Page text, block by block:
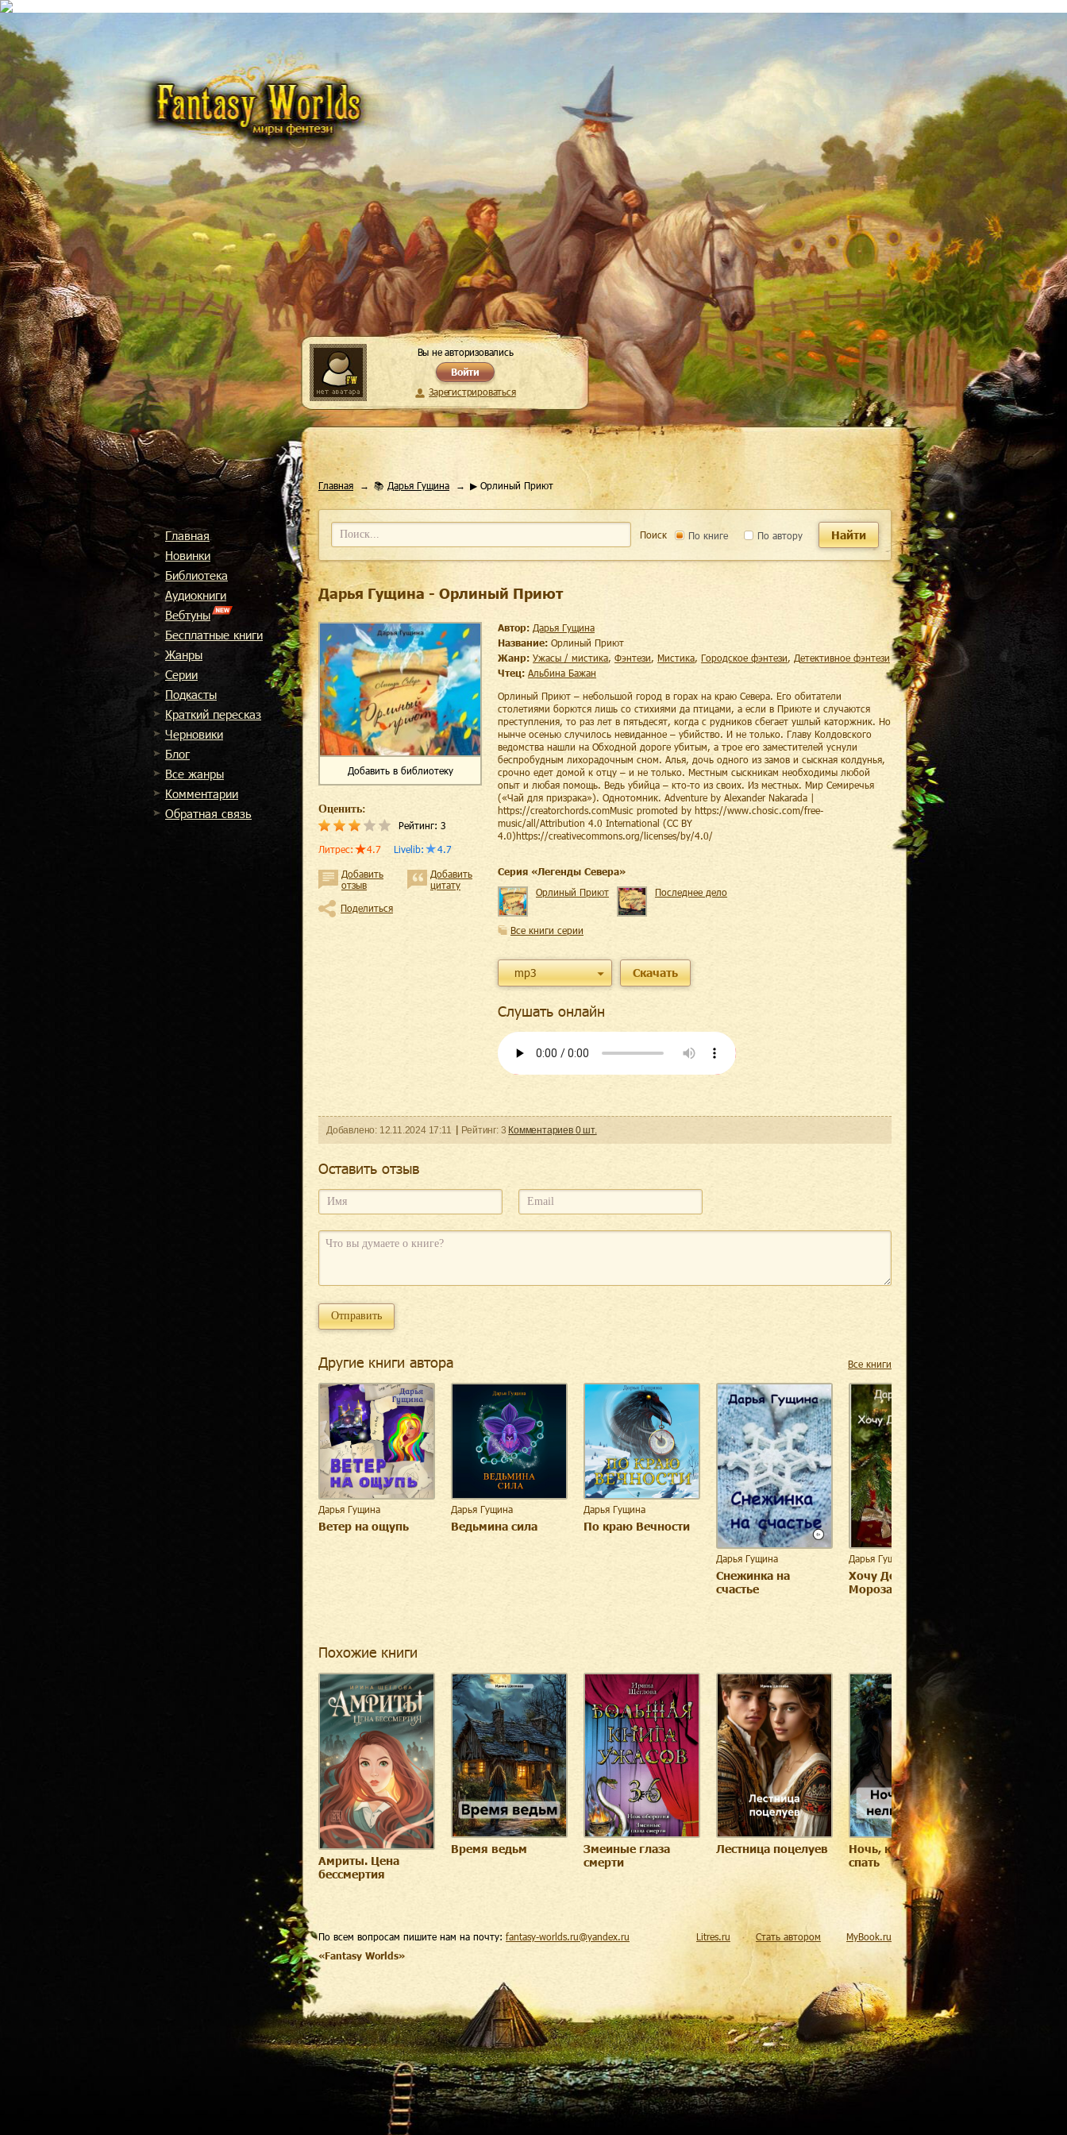
Вы не авторизовались
Войти
Зарегистрироваться
Главная
Новинки
Библиотека
Аудиокниги
Вебтуны
Бесплатные книги
Жанры
Cерии
Подкасты
Краткий пересказ
Черновики
Блог
Все жанры
Комментарии
Обратная связь
Главная 📚 Дарья Гущина ▶ Орлиный Приют
Поиск По книге По автору Найти
Дарья Гущина - Орлиный Приют
Добавить в библиотеку
Оценить:
Рейтинг: 3
Литрес: 4.7 Livelib: 4.7
Добавить
отзыв
Добавить
цитату
Поделиться
Автор: Дарья Гущина
Название: Орлиный Приют
Жанр:
ужасы / мистика, фэнтези, мистика, городское фэнтези,
детективное фэнтези
Чтец:
Альбина Бажан
Орлиный Приют – небольшой город в горах на краю Севера. Его обитатели
столетиями борются лишь со стихиями да птицами, а если в Приюте и случаются
преступления, то раз лет в пятьдесят, когда с рудников сбегает ушлый каторжник. Но
нынче осенью случилось невиданное – убийство. И не только. Главу Колдовского
ведомства нашли на Обходной дороге убитым, а трое его заместителей уснули
беспробудным лихорадочным сном. Алья, дочь одного из замов и сыскная колдунья,
срочно едет домой к отцу – и не только. Местным сыскникам необходимы любой
опыт и любая помощь. Ведь убийца – кто-то из своих. Из местных. Мир Семиречья
(«Чай для призрака»). Однотомник. Adventure by Alexander Nakarada |
https://creatorchords.comMusic promoted by https://www.chosic.com/free-
music/all/Attribution 4.0 International (CC BY
4.0)https://creativecommons.org/licenses/by/4.0/
Cерия «Легенды Севера»
Орлиный Приют
Последнее дело
Все книги серии
mp3 Скачать
Слушать онлайн
Добавленo: 12.11.2024 17:11 Рейтинг: 3 Комментариев 0шт.
Оcтавить отзыв
Другие книги автора Все книги
Дарья Гущина
Ветер на ощупь
Дарья Гущина
Ведьмина сила
Дарья Гущина
По краю Вечности
Дарья Гущина
Снежинка на
счастье
Дарья Гущина
Хочу Деда
Мороза!..
Похожие книги
Амриты. Цена
бессмертия
Время ведьм
Змеиные глаза
смерти
Лестница поцелуев
Ночь, когда нельзя
спать
Принцесса на
По всем вопросам пишите нам на почту: fantasy-worlds.ru@yandex.ru
«Fantasy Worlds»
Litres.ru Стать автором MyBook.ru